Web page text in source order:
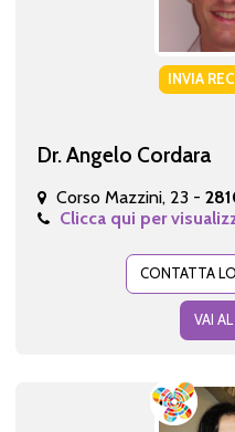
INVIA
Dr. Angelo Cordara
Corso Mazzini, 23 -
Clicca qui per
CONTATTA
VAI